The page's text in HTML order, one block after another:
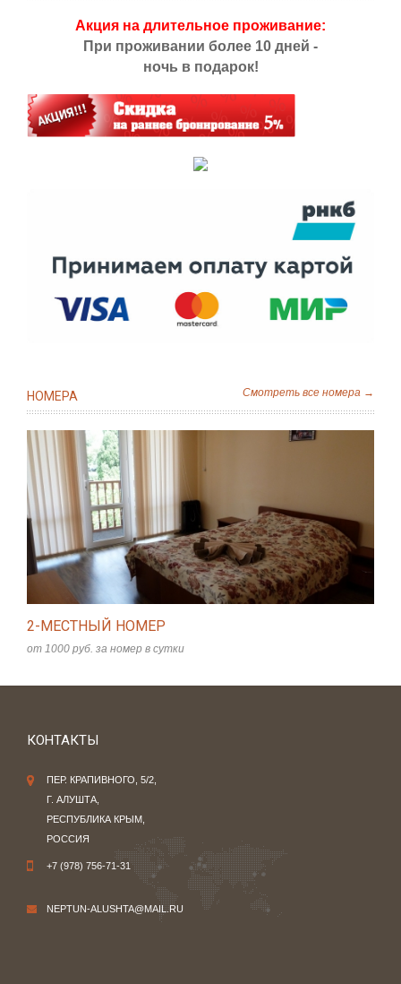
Акция на длительное проживание:
При проживании более 10 дней -
ночь в подарок!
НОМЕРА Смотреть все номера →
2-МЕСТНЫЙ НОМЕР
от 1000 руб. за номер в сутки
КОНТАКТЫ
ПЕР. КРАПИВНОГО, 5/2,
Г. АЛУШТА,
РЕСПУБЛИКА КРЫМ,
РОССИЯ
+7 (978) 756-71-31
NEPTUN-ALUSHTA@MAIL.RU